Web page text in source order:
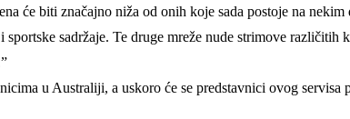
će biti značajno niža od onih koje sada postoje na
sadržaje. Te druge mreže nude strimove
u Australiji, a uskoro će se predstavnici ovog